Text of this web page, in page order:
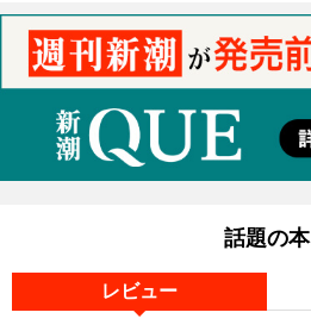
話題の本
レビュー